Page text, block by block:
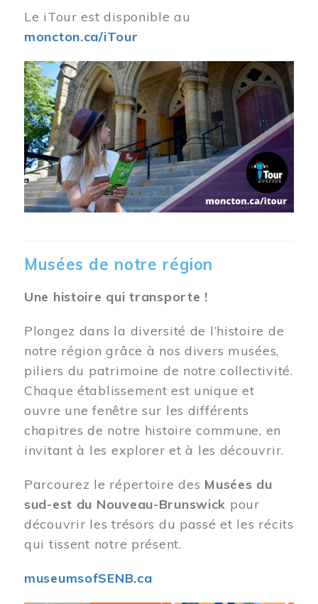
Le iTour est disponible au
moncton.ca/iTour
Musées de notre région
Une histoire qui transporte !
Plongez dans la diversité de l’histoire de
notre région grâce à nos divers musées,
piliers du patrimoine de notre collectivité.
Chaque établissement est unique et
ouvre une fenêtre sur les différents
chapitres de notre histoire commune, en
invitant à les explorer et à les découvrir.
Parcourez le répertoire des Musées du
sud-est du Nouveau-Brunswick pour
découvrir les trésors du passé et les récits
qui tissent notre présent.
museumsofSENB.ca